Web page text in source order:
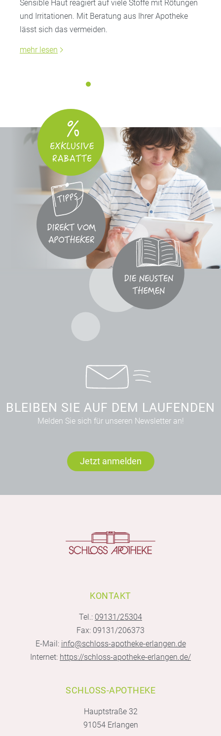
Sensible Haut reagiert auf viele Stoffe mit Rötungen
und Irritationen. Mit Beratung aus Ihrer Apotheke
lässt sich das vermeiden.
mehr lesen
BLEIBEN SIE AUF DEM LAUFENDEN
Melden Sie sich für unseren Newsletter an!
Jetzt anmelden
KONTAKT
Tel.: 09131/25304
Fax: 09131/206373
E-Mail: info@schloss-apotheke-erlangen.de
Internet: https://schloss-apotheke-erlangen.de/
SCHLOSS-APOTHEKE
Hauptstraße 32
91054 Erlangen